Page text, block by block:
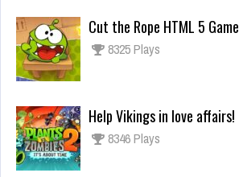
Cut the Rope HTML 5 Game
8325 Plays
Help Vikings in love affairs!
8346 Plays